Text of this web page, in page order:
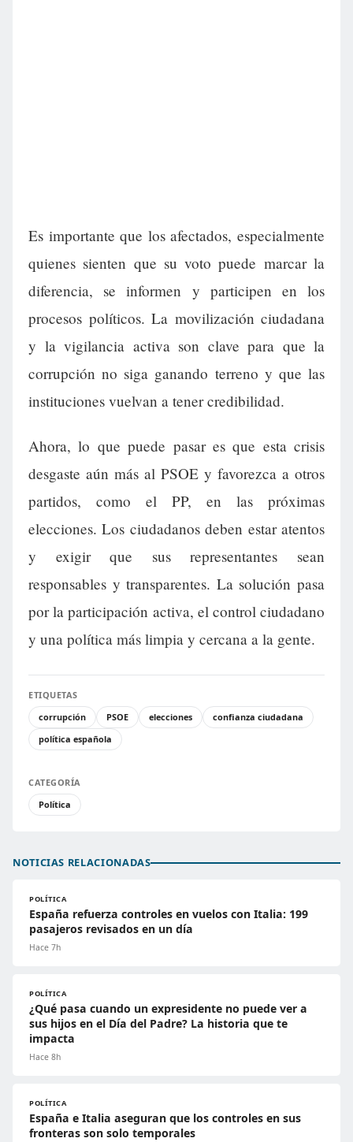
Es importante que los afectados, especialmente
quienes sienten que su voto puede marcar la
diferencia, se informen y participen en los
procesos políticos. La movilización ciudadana
y la vigilancia activa son clave para que la
corrupción no siga ganando terreno y que las
instituciones vuelvan a tener credibilidad.
Ahora, lo que puede pasar es que esta crisis
desgaste aún más al PSOE y favorezca a otros
partidos, como el PP, en las próximas
elecciones. Los ciudadanos deben estar atentos
y exigir que sus representantes sean
responsables y transparentes. La solución pasa
por la participación activa, el control ciudadano
y una política más limpia y cercana a la gente.
ETIQUETAS
corrupción
PSOE elecciones
confianza ciudadana
política española
CATEGORÍA
Política
NOTICIAS RELACIONADAS
POLÍTICA
España refuerza controles en vuelos con Italia: 199
pasajeros revisados en un día
Hace 7h
POLÍTICA
¿Qué pasa cuando un expresidente no puede ver a
sus hijos en el Día del Padre? La historia que te
impacta
Hace 8h
POLÍTICA
España e Italia aseguran que los controles en sus
fronteras son solo temporales